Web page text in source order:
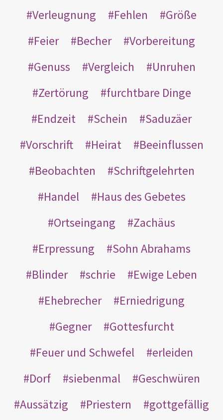
Verleugnung Fehlen
Größe
Feier
Becher
Vorbereitung
Genuss
Vergleich
Unruhen
Zertörung
furchtbare Dinge
Endzeit
Schein
Saduzäer
Vorschrift
Heirat
Beeinflussen
Beobachten
Schriftgelehrten
Handel
Haus des Gebetes
Ortseingang
Zachäus
Erpressung
Sohn Abrahams
Blinder
schrie
Ewige Leben
Ehebrecher
Erniedrigung
Gegner
Gottesfurcht
Feuer und Schwefel
erleiden
Dorf
siebenmal
Geschwüren
Aussätzig
Priestern
gottgefällig